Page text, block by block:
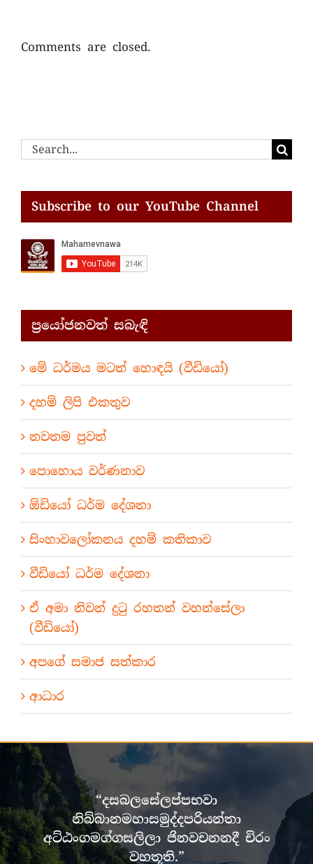
Comments are closed.
Search
Subscribe to our YouTube Channel
ප්‍රයෝජනවත් සබැඳි
මේ ධර්මය මටත් හොඳයි (වීඩියෝ)
දහම් ලිපි එකතුව
නවතම පුවත්
පොහොය වර්ණනාව
ඕඩියෝ ධර්ම දේශනා
සිංහාවලෝකනය දහම් කතිකාව
වීඩියෝ ධර්ම දේශනා
ඒ අමා නිවන් දුටු රහතන් වහන්සේලා
(වීඩියෝ)
අපගේ සමාජ සත්කාර
ආධාර
“දසබලසේලප්පභවා
නිබ්බානමහාසමුද්දපරියන්තා
අට්ඨංගමග්ගසලිලා ජිනවචනනදී චිරං
වහතූති.”